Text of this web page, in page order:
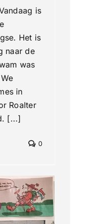
is
Het is
naar de
was
in
Roalter
[...]
0